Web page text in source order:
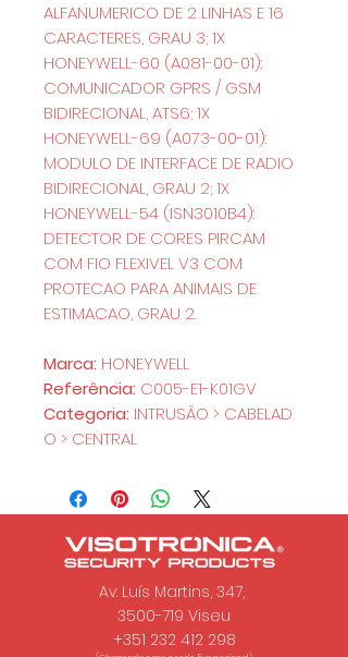
ALFANUMERICO DE 2 LINHAS E 16
CARACTERES, GRAU 3; 1X
HONEYWELL-60 (A081-00-01):
COMUNICADOR GPRS / GSM
BIDIRECIONAL, ATS6; 1X
HONEYWELL-69 (A073-00-01):
MODULO DE INTERFACE DE RADIO
BIDIRECIONAL, GRAU 2; 1X
HONEYWELL-54 (ISN3010B4):
DETECTOR DE CORES PIRCAM
COM FIO FLEXIVEL V3 COM
PROTECAO PARA ANIMAIS DE
ESTIMACAO, GRAU 2.
Marca: HONEYWELL
Referência: C005-E1-K01GV
Categoria: INTRUSÃO > CABELAD
O > CENTRAL
Av. Luís Martins, 347,
3500-719 Viseu
+351 232 412 298